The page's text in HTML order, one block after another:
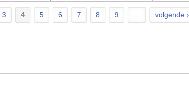
3 4 5 6 7 8 9
volgende ›